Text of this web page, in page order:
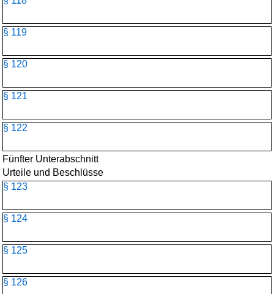
§ 119
§ 120
§ 121
§ 122
Fünfter Unterabschnitt
Urteile und Beschlüsse
§ 123
§ 124
§ 125
§ 126